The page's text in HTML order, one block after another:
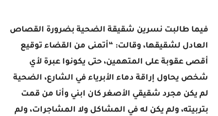
فيما طالبت نسرين شقيقة الضحية بضرورة القصاص
العادل لشقيقها، وقالت: “أتمنى من القضاء توقيع
أقصى عقوبة على المتهمين، حتى يكونوا عبرة لأي
شخص يحاول إراقة دماء الأبرياء في الشارع، الضحية
لم يكن مجرد شقيقي الأصغر كان ابني وأنا من قمت
بتربيته، ولم يكن له في المشاكل ولا المشاجرات، ولم